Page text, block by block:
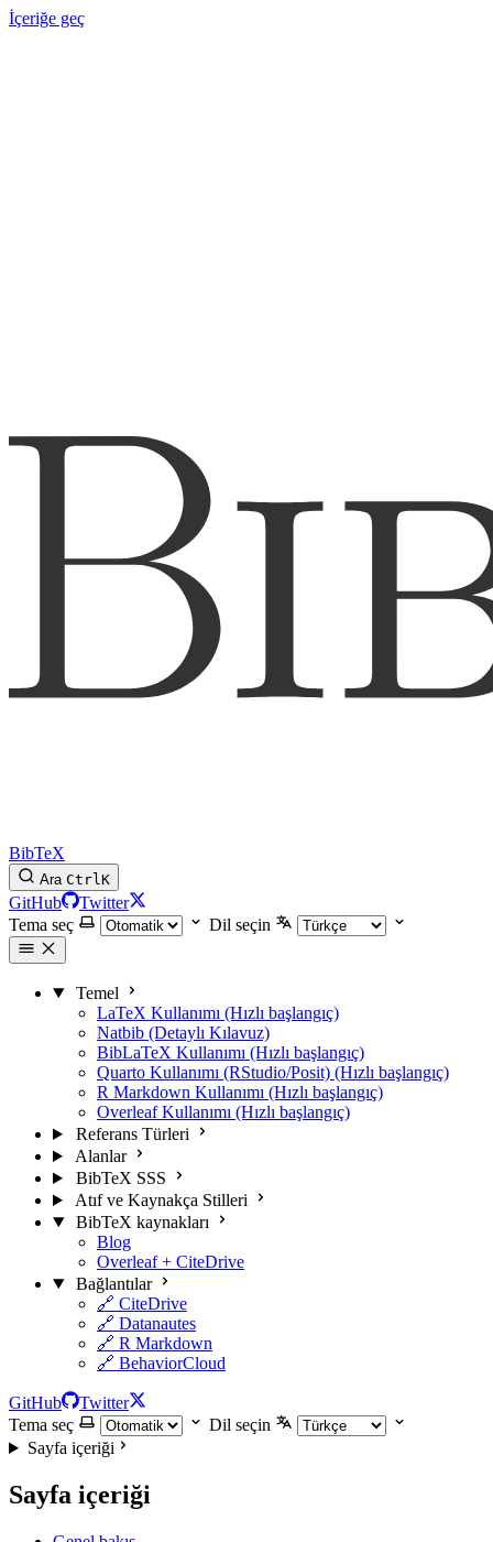
İçeriğe geç
BibTeX
Ara CtrlK
GitHub
Twitter
Tema seç
Dil seçin
Temel
LaTeX Kullanımı (Hızlı başlangıç)
Natbib (Detaylı Kılavuz)
BibLaTeX Kullanımı (Hızlı başlangıç)
Quarto Kullanımı (RStudio/Posit) (Hızlı başlangıç)
R Markdown Kullanımı (Hızlı başlangıç)
Overleaf Kullanımı (Hızlı başlangıç)
Referans Türleri
Alanlar
BibTeX SSS
Atıf ve Kaynakça Stilleri
BibTeX kaynakları
Blog
Overleaf + CiteDrive
Bağlantılar
🔗 CiteDrive
🔗 Datanautes
🔗 R Markdown
🔗 BehaviorCloud
GitHub
Twitter
Tema seç
Dil seçin
Sayfa içeriği
Sayfa içeriği